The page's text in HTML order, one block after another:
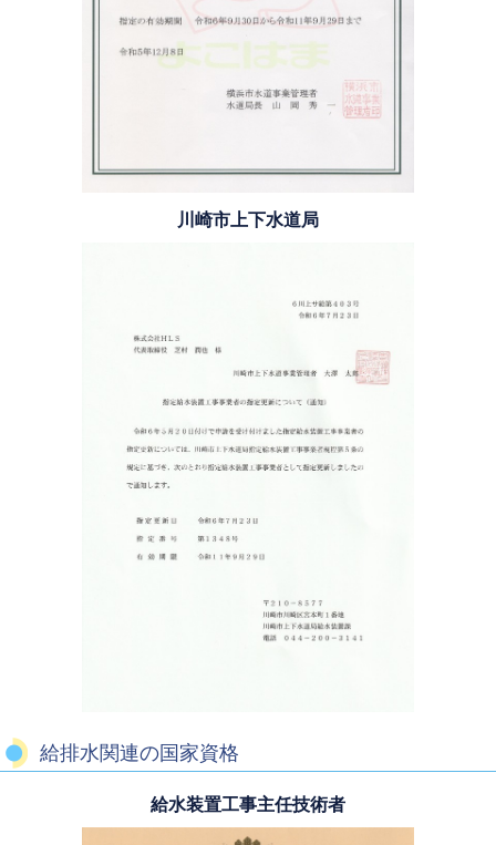
川崎市上下水道局
給排水関連の国家資格
給水装置工事主任技術者